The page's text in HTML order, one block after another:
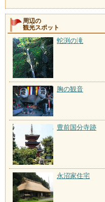
周辺の
観光スポット
蛇渕の滝
胸の観音
豊前国分寺跡
永沼家住宅